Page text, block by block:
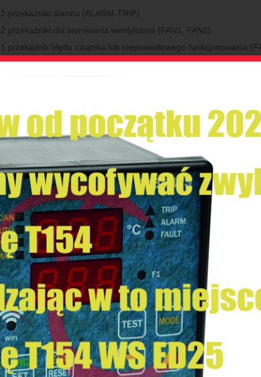
2 przekaźniki alarmu (ALARM-TRIP)
2 przekaźniki dla sterowania wentylatora (FAN1, FAN2)
1 przekaźnik błędu czujnika lub nieprawidłowego funkcjonowania
Obciążalność styków wyjściowych: 10A - 250 V AC cosφ = 1
Montaż zgodny z wymaganiami CE
Ochrona przed zakłóceniami elektromagnetycznymi zgodnie z CEI-
Wytrzymałość dielektryczna: 2500 V AC przez 1 minutę pomiędzy
zasilaniem a czujnikami
Dokładność: ± 1% zakresu skali ± 1 cyfra
Temperatura robocza otoczenia: od -20 °C do +60°C
Wilgotność: 90% bez kondensacji
Samogasnąca obudowa NORYL 94_V0
Obudowa przednia z poliwęglanu IP65
Pobór mocy: 7,5 VA
Przechowywanie danych: minimum 10 lat
Cyfrowa liniowość sygnału czujnika
Obwód autodiagnostyki
Opcja:przystosowanie do warunków tropikalnych
WYŚWIETLANIE I ZARZĄDZANIE DANYMI